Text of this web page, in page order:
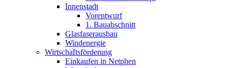
Innenstadt
Vorentwurf
1. Bauabschnitt
Glasfaserausbau
Windenergie
Wirtschaftsförderung
Einkaufen in Netphen